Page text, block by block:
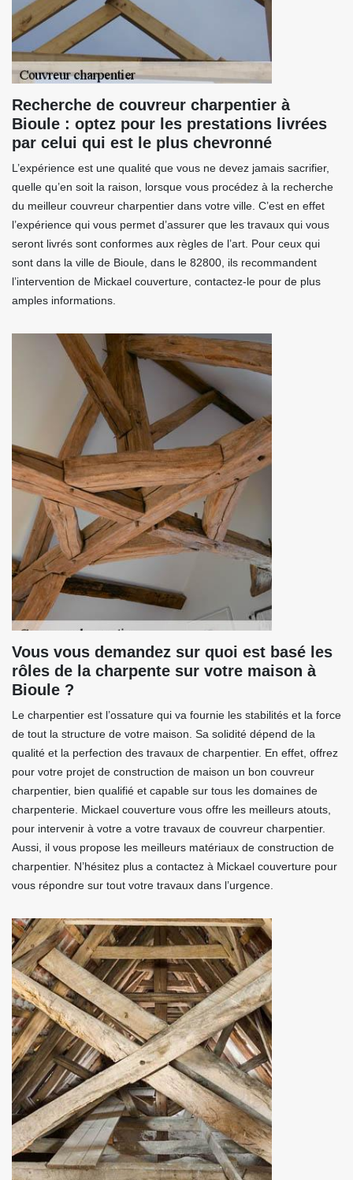
Recherche de couvreur charpentier à
Bioule : optez pour les prestations livrées
par celui qui est le plus chevronné
L’expérience est une qualité que vous ne devez jamais sacrifier,
quelle qu’en soit la raison, lorsque vous procédez à la recherche
du meilleur couvreur charpentier dans votre ville. C’est en effet
l’expérience qui vous permet d’assurer que les travaux qui vous
seront livrés sont conformes aux règles de l’art. Pour ceux qui
sont dans la ville de Bioule, dans le 82800, ils recommandent
l’intervention de Mickael couverture, contactez-le pour de plus
amples informations.
Vous vous demandez sur quoi est basé les
rôles de la charpente sur votre maison à
Bioule ?
Le charpentier est l’ossature qui va fournie les stabilités et la force
de tout la structure de votre maison. Sa solidité dépend de la
qualité et la perfection des travaux de charpentier. En effet, offrez
pour votre projet de construction de maison un bon couvreur
charpentier, bien qualifié et capable sur tous les domaines de
charpenterie. Mickael couverture vous offre les meilleurs atouts,
pour intervenir à votre a votre travaux de couvreur charpentier.
Aussi, il vous propose les meilleurs matériaux de construction de
charpentier. N’hésitez plus a contactez à Mickael couverture pour
vous répondre sur tout votre travaux dans l’urgence.